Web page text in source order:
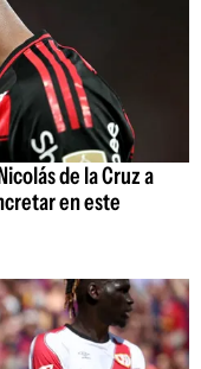
de la Cruz a
en este